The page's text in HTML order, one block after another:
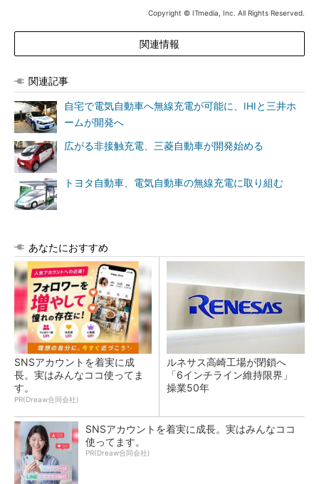
Copyright © ITmedia, Inc. All Rights Reserved.
関連情報
関連記事
自宅で電気自動車へ無線充電が可能に、IHIと三井ホ
ームが開発へ
広がる非接触充電、三菱自動車が開発始める
トヨタ自動車、電気自動車の無線充電に取り組む
あなたにおすすめ
SNSアカウントを着実に成
長。実はみんなココ使ってま
す。
PR(Dreaw合同会社)
ルネサス高崎工場が閉鎖へ
「6インチライン維持限界」
操業50年
SNSアカウントを着実に成長。実はみんなココ
使ってます。
PR(Dreaw合同会社)